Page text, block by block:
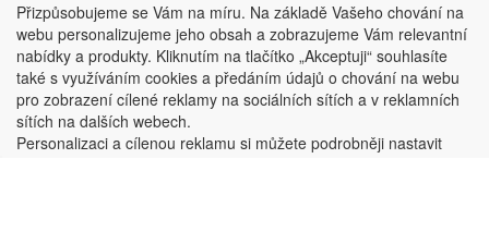
Copyright © ABRA Software a.s. 2019
Přizpůsobujeme se Vám na míru. Na základě Vašeho chování na
webu personalizujeme jeho obsah a zobrazujeme Vám relevantní
nabídky a produkty. Kliknutím na tlačítko „Akceptuji“ souhlasíte
také s využíváním cookies a předáním údajů o chování na webu
pro zobrazení cílené reklamy na sociálních sítích a v reklamních
sítích na dalších webech.
Personalizaci a cílenou reklamu si můžete podrobněji nastavit